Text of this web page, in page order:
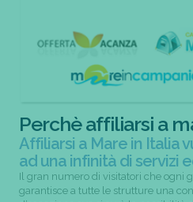
Perchè affiliarsi a
Affiliarsi a Mare in Italia
ad una infinità di servizi
Il gran numero di visitatori che ogni
garantisce a tutte le strutture una